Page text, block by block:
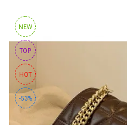
NEW
TOP
HOT
-53%